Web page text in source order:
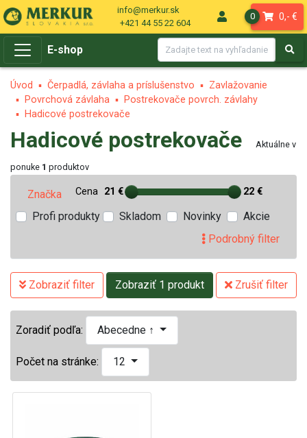
info@merkur.sk
+421 44 55 22 604
0 0,- €
E-shop
Úvod Čerpadlá, závlaha a príslušenstvo
Zavlažovanie
Povrchová závlaha
Postrekovače povrch. závlahy
Hadicové postrekovače
Hadicové postrekovače Aktuálne v
ponuke 1 produktov
Značka Cena 21 € 22 €
Profi produkty Skladom Novinky
Akcie
Podrobný filter
Zobraziť filter Zobraziť 1 produkt Zrušiť filter
Zoradiť podľa: Abecedne ↑
Počet na stránke: 12